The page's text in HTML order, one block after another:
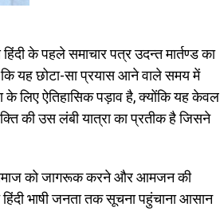
के पहले समाचार पत्र उदन्त मार्तण्ड का
यह छोटा-सा प्रयास आने वाले समय में
के लिए ऐतिहासिक पड़ाव है, क्योंकि यह केवल
की उस लंबी यात्रा का प्रतीक है जिसने
समाज को जागरूक करने और आमजन की
भाषी जनता तक सूचना पहुंचाना आसान